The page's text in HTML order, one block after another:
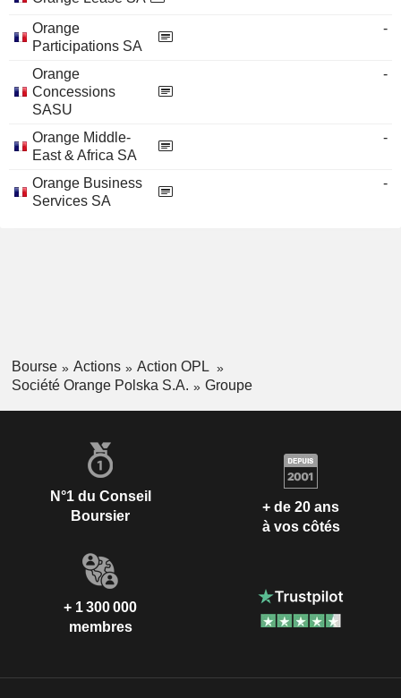
Orange
Participations SA
-
Orange
Concessions
SASU
-
Orange Middle-
East & Africa SA
-
Orange Business
Services SA
-
Bourse Actions
Action OPL
Société Orange Polska S.A.
Groupe
N°1 du Conseil
Boursier
+ de 20 ans
à vos côtés
+ 1 300 000
membres